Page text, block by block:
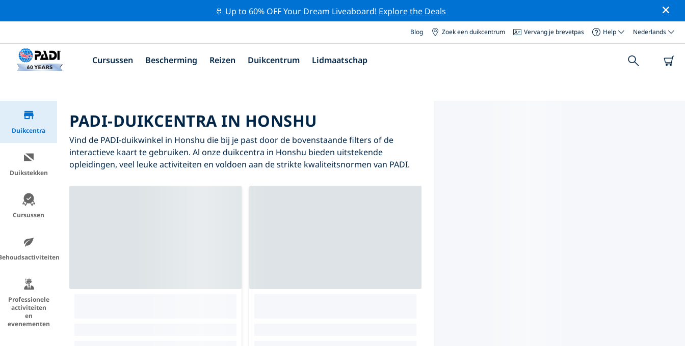
🚢 Up to 60% OFF Your Dream Liveaboard! Explore the Deals
Blog Zoek een duikcentrum Vervang je brevetpas Help Nederlands
Cursussen Bescherming Reizen Duikcentrum Lidmaatschap
Duikcentra
Duikstekken
Cursussen
Professionele
activiteiten
en
evenementen
PADI-DUIKCENTRA IN HONSHU
Vind de PADI-duikwinkel in Honshu die bij je past door de bovenstaande filters of de
interactieve kaart te gebruiken. Al onze duikcentra in Honshu bieden uitstekende
opleidingen, veel leuke activiteiten en voldoen aan de strikte kwaliteitsnormen van PADI.